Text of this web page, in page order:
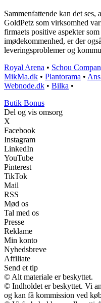
Sammenfattende kan det ses,
GoldPetz som virksomhed
firmaets positive aspekter
imødekommenhed, er der
leveringsproblemer og
Royal Arena • Schou
MikMa.dk • Plantorama •
Webnode.dk • Bilka •
Butik Bonus
Del og vis omsorg
X
Facebook
Instagram
LinkedIn
YouTube
Pinterest
TikTok
Mail
RSS
Mød os
Tal med os
Presse
Reklame
Min konto
Nyhedsbreve
Affiliate
Send et tip
© Alt materiale er beskyttet.
© Indholdet er beskyttet. Vi
og kan få kommission ved